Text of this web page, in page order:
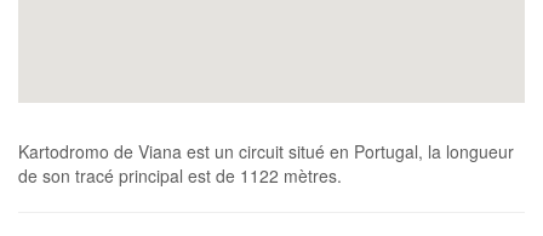
Kartodromo de Viana est un circuit situé en Portugal, la longueur
de son tracé principal est de 1122 mètres.